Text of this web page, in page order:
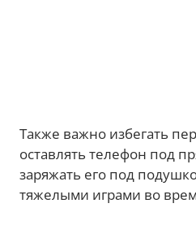
Также важно избегать
оставлять телефон под
заряжать его под
тяжелыми играми во